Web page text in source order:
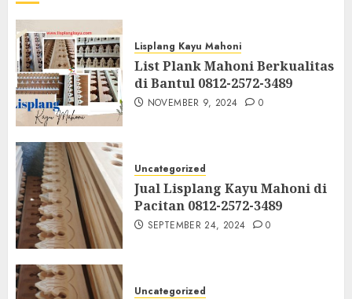
Lisplang Kayu Mahoni
List Plank Mahoni Berkualitas
di Bantul 0812-2572-3489
NOVEMBER 9, 2024 0
Uncategorized
Jual Lisplang Kayu Mahoni di
Pacitan 0812-2572-3489
SEPTEMBER 24, 2024 0
Uncategorized